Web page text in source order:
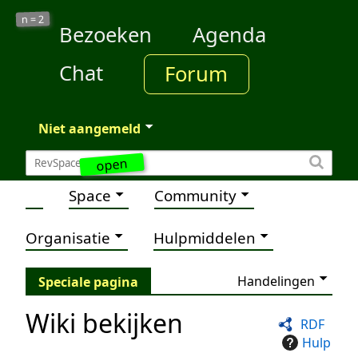
open
n =2
Bezoeken
Agenda
Chat
Forum
Niet aangemeld
Space Community
Organisatie Hulpmiddelen
Speciale pagina Handelingen
RDF
Hulp
Wiki bekijken